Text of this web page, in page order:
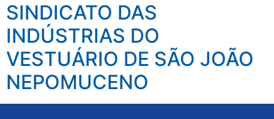
SINDICATO DAS
INDÚSTRIAS DO
VESTUÁRIO DE SÃO JOÃO
NEPOMUCENO